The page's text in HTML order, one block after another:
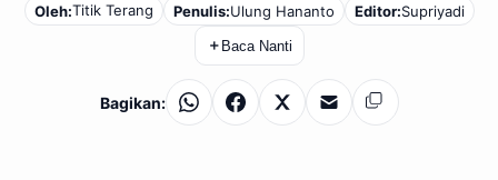
Oleh:Titik Terang Penulis:Ulung Hananto Editor:Supriyadi
＋ Baca Nanti
Bagikan: WhatsAppFacebook
X EmailSalin